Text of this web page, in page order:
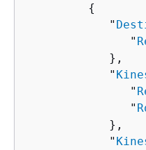
{
            "
               "
            },
            "
               "
               "
            },
            "